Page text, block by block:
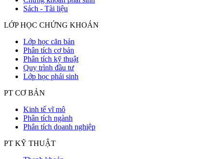
Sách - Tài liệu
LỚP HỌC CHỨNG KHOÁN
Lớp học căn bản
Phân tích cơ bản
Phân tích kỹ thuật
Quy trình đầu tư
Lớp học phái sinh
PT CƠ BẢN
Kinh tế vĩ mô
Phân tích ngành
Phân tích doanh nghiệp
PT KỸ THUẬT